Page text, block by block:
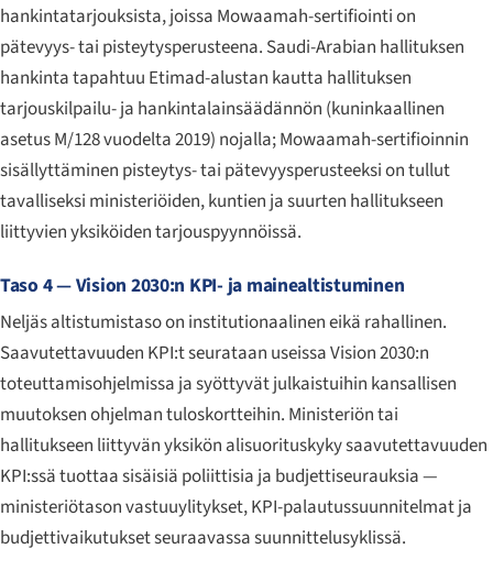
hankintatarjouksista, joissa Mowaamah-sertifiointi on
pätevyys- tai pisteytysperusteena. Saudi-Arabian hallituksen
hankinta tapahtuu Etimad-alustan kautta hallituksen
tarjouskilpailu- ja hankintalainsäädännön (kuninkaallinen
asetus M/128 vuodelta 2019) nojalla; Mowaamah-sertifioinnin
sisällyttäminen pisteytys- tai pätevyysperusteeksi on tullut
tavalliseksi ministeriöiden, kuntien ja suurten hallitukseen
liittyvien yksiköiden tarjouspyynnöissä.
Taso 4 — Vision 2030:n KPI- ja mainealtistuminen
Neljäs altistumistaso on institutionaalinen eikä rahallinen.
Saavutettavuuden KPI:t seurataan useissa Vision 2030:n
toteuttamisohjelmissa ja syöttyvät julkaistuihin kansallisen
muutoksen ohjelman tuloskortteihin. Ministeriön tai
hallitukseen liittyvän yksikön alisuorituskyky saavutettavuuden
KPI:ssä tuottaa sisäisiä poliittisia ja budjettiseurauksia —
ministeriötason vastuuylitykset, KPI-palautussuunnitelmat ja
budjettivaikutukset seuraavassa suunnittelusyklissä.